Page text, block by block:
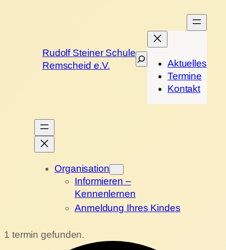
Rudolf Steiner Schule
Remscheid e.V.
Suchen
Aktuelles
Termine
Kontakt
Organisation
Informieren –
Kennenlernen
Anmeldung Ihres Kindes
1 termin gefunden.